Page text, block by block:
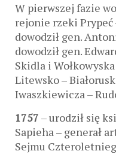
W pierwszej fazie
rejonie rzeki Prypeć
dowodził gen.
dowodził gen.
Skidla i
Litewsko –
Iwaszkiewicza –
1757 – urodził się
Sapieha – generał
Sejmu